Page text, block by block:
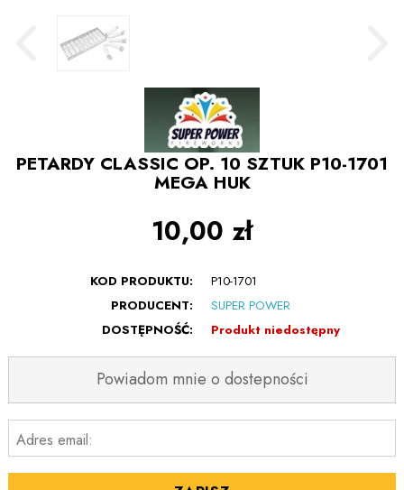
PETARDY CLASSIC OP. 10 SZTUK P10-1701
MEGA HUK
10,00 zł
KOD PRODUKTU:
P10-1701
PRODUCENT:
SUPER POWER
DOSTĘPNOŚĆ:
Produkt niedostępny
Powiadom mnie o dostepności
Adres email: